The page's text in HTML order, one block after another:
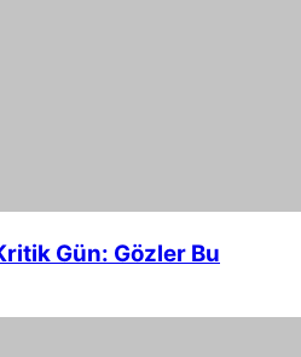
Gün: Gözler Bu